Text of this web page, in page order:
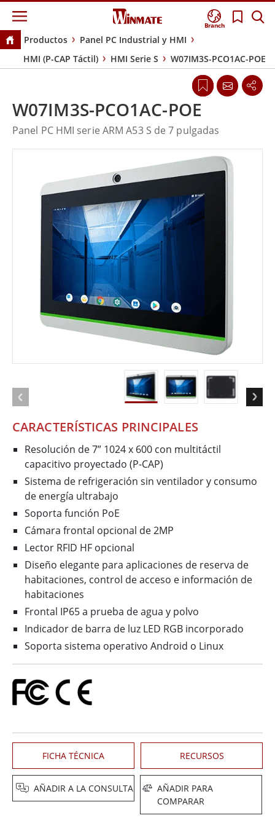
Branch
Productos
Panel PC Industrial y HMI
HMI (P-CAP Táctil)
HMI Serie S W07IM3S-PCO1AC-POE
CARACTERÍSTICAS PRINCIPALES
Resolución de 7” 1024 x 600 con multitáctil
capacitivo proyectado (P-CAP)
Sistema de refrigeración sin ventilador y consumo
de energía ultrabajo
Soporta función PoE
Cámara frontal opcional de 2MP
Lector RFID HF opcional
Diseño elegante para aplicaciones de reserva de
habitaciones, control de acceso e información de
habitaciones
Frontal IP65 a prueba de agua y polvo
Indicador de barra de luz LED RGB incorporado
Soporta sistema operativo Android o Linux
FICHA TÉCNICA RECURSOS
AÑADIR A LA CONSULTA
AÑADIR PARA
COMPARAR
W07IM3S-PCO1AC-POE
Panel PC HMI serie ARM A53 S de 7 pulgadas